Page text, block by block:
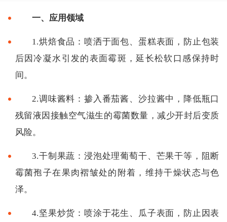
一、应用领域
1.烘焙食品：喷洒于面包、蛋糕表面，防止包装
后因冷凝水引发的表面霉斑，延长松软口感保持时
间。
2.调味酱料：掺入番茄酱、沙拉酱中，降低瓶口
残留液因接触空气滋生的霉菌数量，减少开封后变质
风险。
3.干制果蔬：浸泡处理葡萄干、芒果干等，阻断
霉菌孢子在果肉褶皱处的附着，维持干燥状态与色
泽。
4.坚果炒货：喷涂于花生、瓜子表面，防止因表